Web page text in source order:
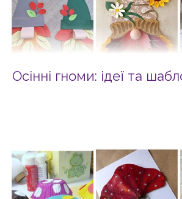
Осінні гноми: ідеї та